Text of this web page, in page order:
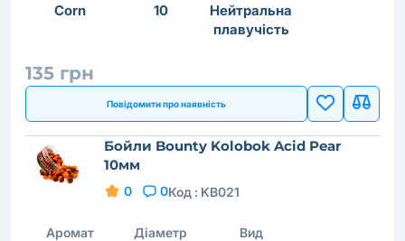
Corn 10
Нейтральна
плавучість
135 грн
Повідомити про наявність
Бойли Bounty Kolobok Acid Pear
10мм
0 0Код : KB021
Аромат Діаметр Вид